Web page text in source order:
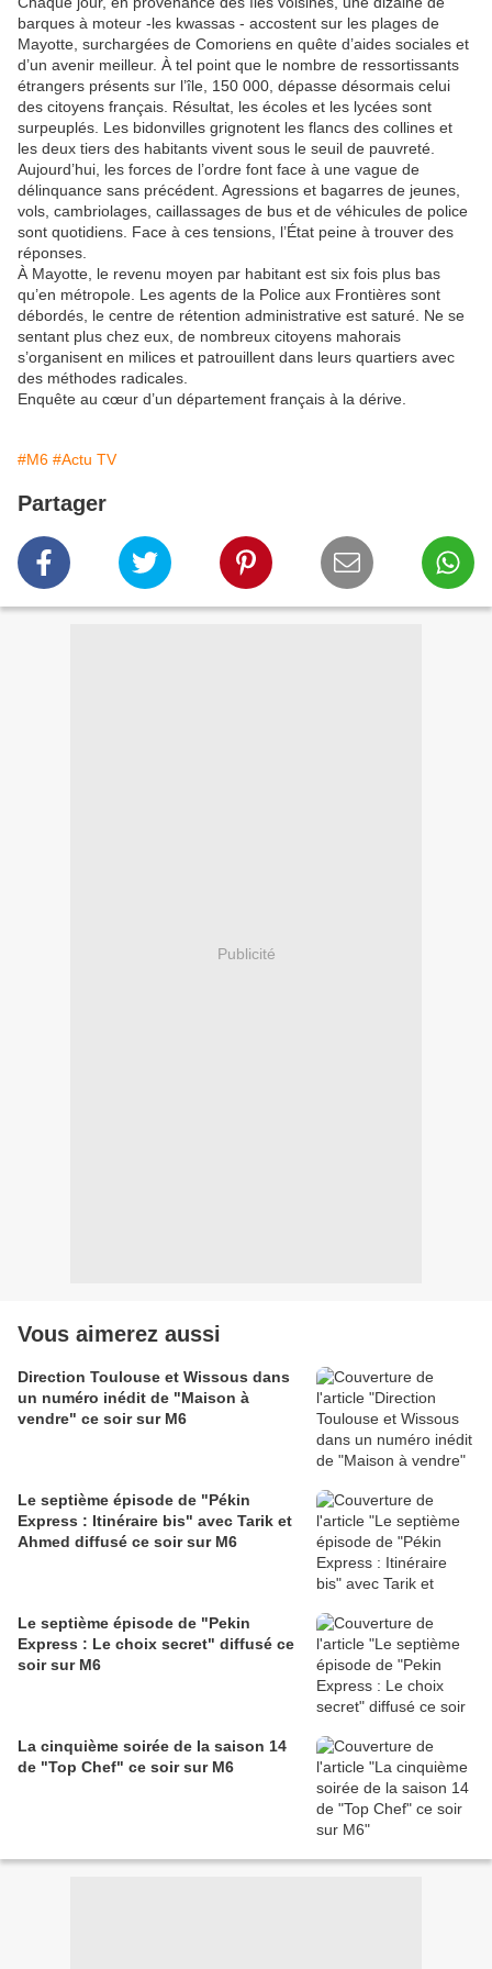
barques à moteur -les kwassas - accostent sur les plages de
Mayotte, surchargées de Comoriens en quête d’aides sociales et
d’un avenir meilleur. À tel point que le nombre de ressortissants
étrangers présents sur l’île, 150 000, dépasse désormais celui
des citoyens français. Résultat, les écoles et les lycées sont
surpeuplés. Les bidonvilles grignotent les flancs des collines et
les deux tiers des habitants vivent sous le seuil de pauvreté.
Aujourd’hui, les forces de l’ordre font face à une vague de
délinquance sans précédent. Agressions et bagarres de jeunes,
vols, cambriolages, caillassages de bus et de véhicules de police
sont quotidiens. Face à ces tensions, l’État peine à trouver des
réponses.
À Mayotte, le revenu moyen par habitant est six fois plus bas
qu’en métropole. Les agents de la Police aux Frontières sont
débordés, le centre de rétention administrative est saturé. Ne se
sentant plus chez eux, de nombreux citoyens mahorais
s’organisent en milices et patrouillent dans leurs quartiers avec
des méthodes radicales.
Enquête au cœur d’un département français à la dérive.
#M6 #Actu TV
Partager
Publicité
Vous aimerez aussi
Direction Toulouse et Wissous dans
un numéro inédit de "Maison à
vendre" ce soir sur M6
Le septième épisode de "Pékin
Express : Itinéraire bis" avec Tarik et
Ahmed diffusé ce soir sur M6
Le septième épisode de "Pekin
Express : Le choix secret" diffusé ce
soir sur M6
La cinquième soirée de la saison 14
de "Top Chef" ce soir sur M6